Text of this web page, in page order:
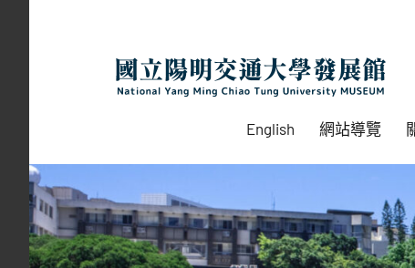
English 網站導覽